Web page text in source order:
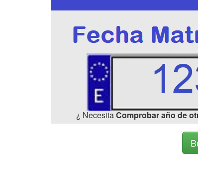
¿ NecesitaComprobar año de